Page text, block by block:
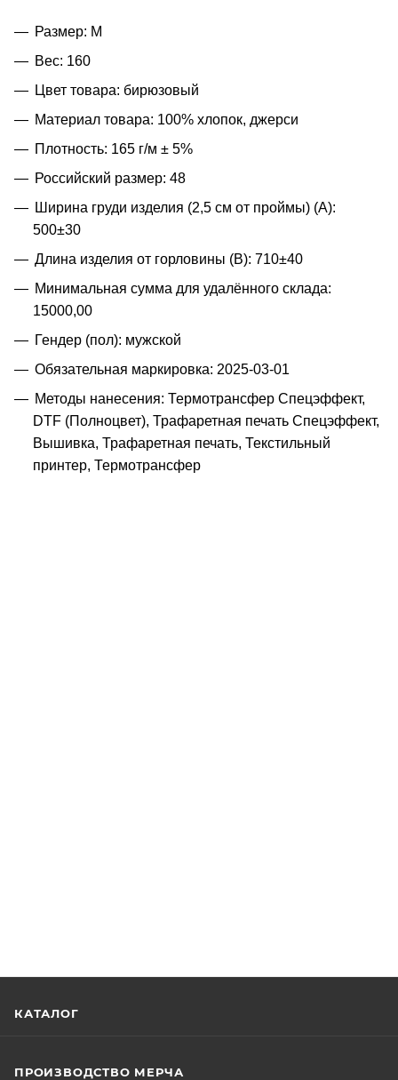
Размер: M
Вес: 160
Цвет товара: бирюзовый
Материал товара: 100% хлопок, джерси
Плотность: 165 г/м ± 5%
Российский размер: 48
Ширина груди изделия (2,5 см от проймы) (A):
500±30
Длина изделия от горловины (B): 710±40
Минимальная сумма для удалённого склада:
15000,00
Гендер (пол): мужской
Обязательная маркировка: 2025-03-01
Методы нанесения: Термотрансфер Спецэффект,
DTF (Полноцвет), Трафаретная печать Спецэффект,
Вышивка, Трафаретная печать, Текстильный
принтер, Термотрансфер
КАТАЛОГ
ПРОИЗВОДСТВО МЕРЧА